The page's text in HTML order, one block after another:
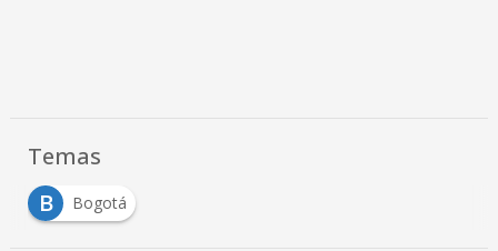
Temas
B
Bogotá